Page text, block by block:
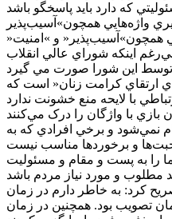
همچون»آسيب‌پذير« و »امنيت«
اينکه شوراي عالي انقلاب
از خانواده در راستاي ارتقاي کرامت زنان« است که
با واژگان را درک مي‌کنند
نمي‌شود و برخي افرادي که به
را به پست و مقام و مسئوليت
کرد: به خاطر دارم در زمان
تصويب بود. همچنين در زمان